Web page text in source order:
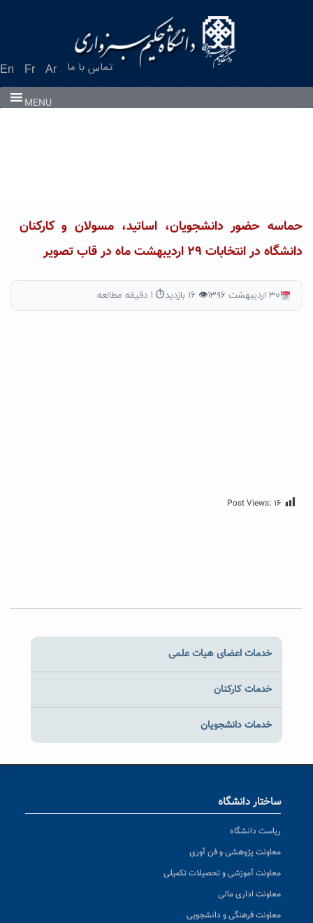
En Fr Ar تماس با ما
MENU
حماسه حضور دانشجویان، اساتید، مسولان و کارکنان
دانشگاه در انتخابات ۲۹ اردیبهشت ماه در قاب تصویر
۳۰ اردیبهشت ۱۳۹۶ 👁 ۱۶ بازدید ⏱ ۱ دقیقه مطالعه
Post Views: ۱۶
خدمات اعضای هیات علمی
خدمات کارکنان
خدمات دانشجویان
ساختار دانشگاه
ریاست دانشگاه
معاونت پژوهشی و فن آوری
معاونت آموزشی و تحصیلات تکمیلی
معاونت اداری مالی
معاونت فرهنگی و دانشجویی